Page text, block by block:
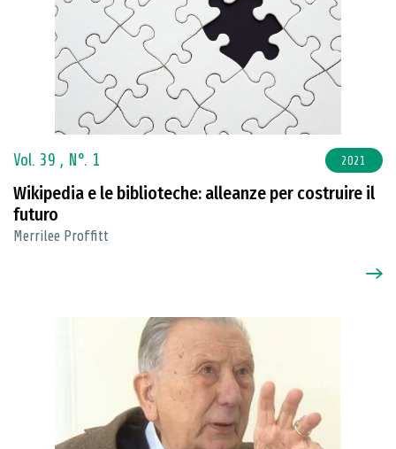
Vol. 39 , N°. 1 2021
Wikipedia e le biblioteche: alleanze per costruire il
futuro
Merrilee Proffitt